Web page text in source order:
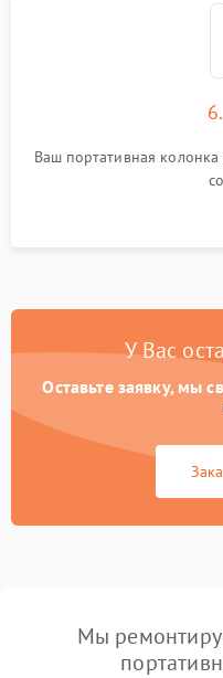
Ваш портативная
У Вас
Оставьте заявку, мы
Мы